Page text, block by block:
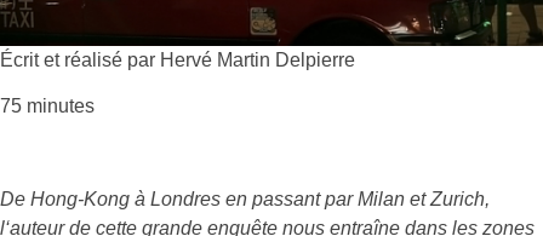
Écrit et réalisé par Hervé Martin Delpierre
75 minutes
De Hong-Kong à Londres en passant par Milan et Zurich,
l‘auteur de cette grande enquête nous entraîne dans les zones